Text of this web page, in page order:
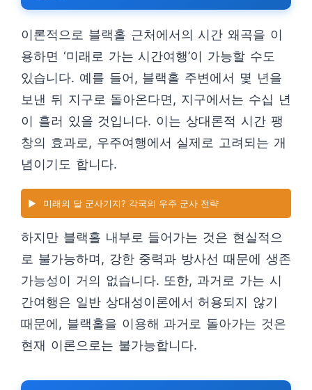
이론적으로 블랙홀 근처에서의 시간 왜곡을 이
용하면 ‘미래로 가는 시간여행’이 가능할 수도
있습니다. 예를 들어, 블랙홀 주변에서 몇 년을
보낸 뒤 지구로 돌아온다면, 지구에서는 수십 년
이 흘러 있을 것입니다. 이는 상대론적 시간 팽
창의 효과로, 우주여행에서 실제로 고려되는 개
념이기도 합니다.
▶️ 미래의 달 군사기지? 각국의 우주 군사 전략
하지만 블랙홀 내부로 들어가는 것은 현실적으
로 불가능하며, 강한 중력과 방사선 때문에 생존
가능성이 거의 없습니다. 또한, 과거로 가는 시
간여행은 일반 상대성이론에서 허용되지 않기
때문에, 블랙홀을 이용해 과거로 돌아가는 것은
현재 이론으로는 불가능합니다.